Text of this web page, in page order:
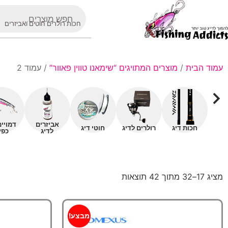
חכות רולרים חוטים ואביזרים
עמוד הבית / מוצרים המתויגים “שימאנו טווין פאוור” / עמוד 2
חכות דיג רולרים לדיג חוטי דיג
אביזרים
לדיג
מציג 17–32 מתוך 42 תוצאות
מבצע!